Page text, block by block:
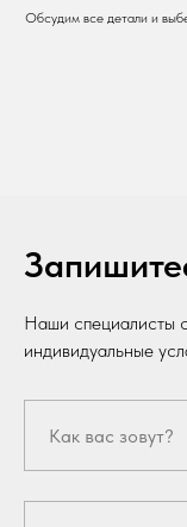
Обсудим все детали и
Наши специалисты
индивидуальные